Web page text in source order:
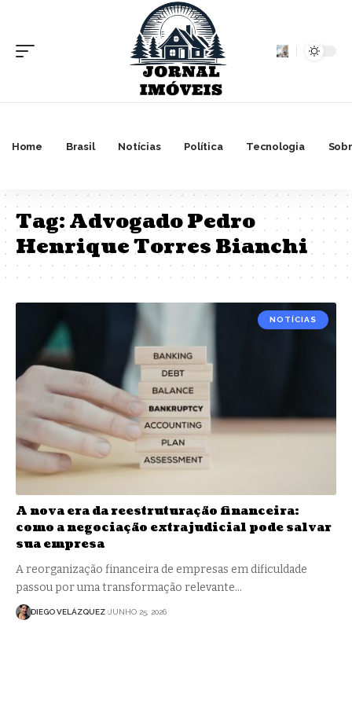
Home Brasil Notícias Política Tecnologia
Tag:Advogado Pedro
Henrique Torres Bianchi
NOTÍCIAS
A nova era da reestruturação financeira:
como a negociação extrajudicial pode salvar
sua empresa
A reorganização financeira de empresas em dificuldade
passou por uma transformação relevante…
DIEGO VELÁZQUEZ JUNHO 25, 2026